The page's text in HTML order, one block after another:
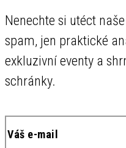
Nenechte si utéct
spam, jen praktické
exkluzivní eventy a
schránky.